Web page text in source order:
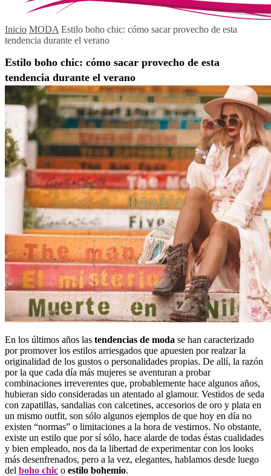
Inicio MODA Estilo boho chic: cómo sacar provecho de esta
tendencia durante el verano
Estilo boho chic: cómo sacar provecho de esta
tendencia durante el verano
En los últimos años las tendencias de moda se han caracterizado
por promover los estilos arriesgados que apuesten por realzar la
originalidad de los gustos o personalidades propias. De allí, la razón
por la que cada día más mujeres se aventuran a probar
combinaciones irreverentes que, probablemente hace algunos años,
hubieran sido consideradas un atentado al glamour. Vestidos de seda
con zapatillas, sandalias con calcetines, accesorios de oro y plata en
un mismo outfit, son sólo algunos ejemplos de que hoy en día no
existen “normas” o limitaciones a la hora de vestirnos. No obstante,
existe un estilo que por sí sólo, hace alarde de todas éstas cualidades
y bien empleado, nos da la libertad de experimentar con los looks
más desenfrenados, pero a la vez, elegantes, hablamos desde luego
del boho chic o estilo bohemio.